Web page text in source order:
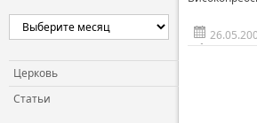
Церковь
Статьи